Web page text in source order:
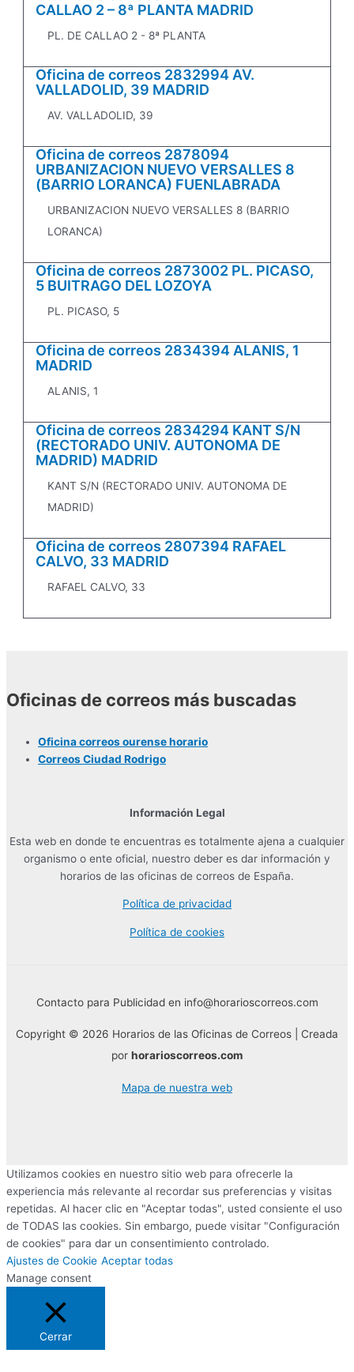
CALLAO 2 – 8ª PLANTA MADRID
PL. DE CALLAO 2 - 8ª PLANTA
Oficina de correos 2832994 AV.
VALLADOLID, 39 MADRID
AV. VALLADOLID, 39
Oficina de correos 2878094
URBANIZACION NUEVO VERSALLES 8
(BARRIO LORANCA) FUENLABRADA
URBANIZACION NUEVO VERSALLES 8 (BARRIO
LORANCA)
Oficina de correos 2873002 PL. PICASO,
5 BUITRAGO DEL LOZOYA
PL. PICASO, 5
Oficina de correos 2834394 ALANIS, 1
MADRID
ALANIS, 1
Oficina de correos 2834294 KANT S/N
(RECTORADO UNIV. AUTONOMA DE
MADRID) MADRID
KANT S/N (RECTORADO UNIV. AUTONOMA DE
MADRID)
Oficina de correos 2807394 RAFAEL
CALVO, 33 MADRID
RAFAEL CALVO, 33
Oficinas de correos más buscadas
Oficina correos ourense horario
Correos Ciudad Rodrigo
Información Legal
Esta web en donde te encuentras es totalmente ajena a cualquier
organismo o ente oficial, nuestro deber es dar información y
horarios de las oficinas de correos de España.
Política de privacidad
Política de cookies
Contacto para Publicidad en info@horarioscorreos.com
Copyright © 2026 Horarios de las Oficinas de Correos | Creada
por horarioscorreos.com
Mapa de nuestra web
Utilizamos cookies en nuestro sitio web para ofrecerle la
experiencia más relevante al recordar sus preferencias y visitas
repetidas. Al hacer clic en "Aceptar todas", usted consiente el uso
de TODAS las cookies. Sin embargo, puede visitar "Configuración
de cookies" para dar un consentimiento controlado.
Ajustes de Cookie Aceptar todas
Manage consent
Cerrar